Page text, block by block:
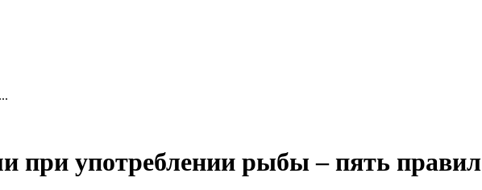
при употреблении рыбы – пять правил